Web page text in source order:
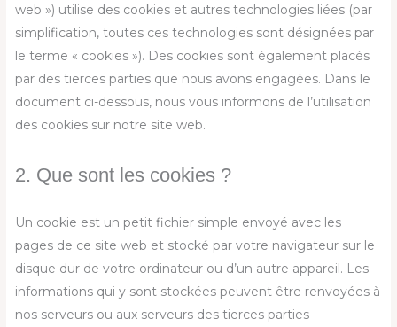
web ») utilise des cookies et autres technologies liées (par
simplification, toutes ces technologies sont désignées par
le terme « cookies »). Des cookies sont également placés
par des tierces parties que nous avons engagées. Dans le
document ci-dessous, nous vous informons de l’utilisation
des cookies sur notre site web.
2. Que sont les cookies ?
Un cookie est un petit fichier simple envoyé avec les
pages de ce site web et stocké par votre navigateur sur le
disque dur de votre ordinateur ou d’un autre appareil. Les
informations qui y sont stockées peuvent être renvoyées à
nos serveurs ou aux serveurs des tierces parties